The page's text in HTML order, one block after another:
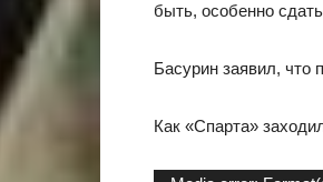
быть, особенно
Басурин заявил, что
Как «Спарта»